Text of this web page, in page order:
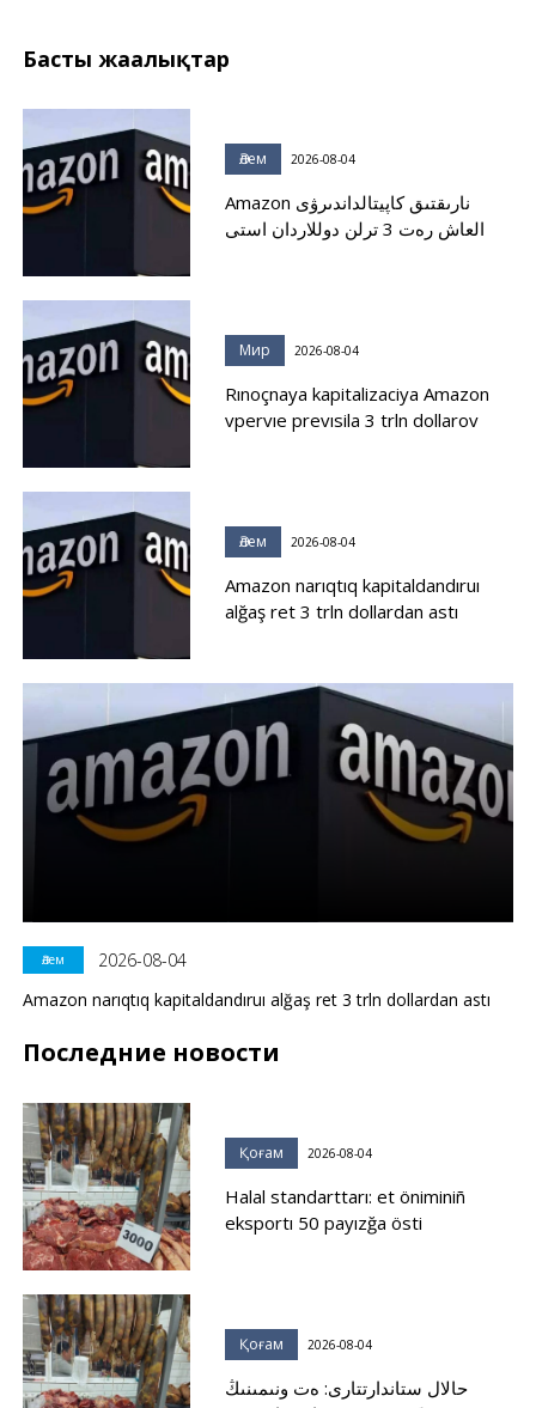
Басты жаңалықтар
Әлем 2026-08-04
Amazon نارىقتىق كاپيتالداندىرۋى
العاش رەت 3 ترلن دوللاردان استى
Мир 2026-08-04
Rınoçnaya kapitalizaciya Amazon
vpervıe prevısila 3 trln dollarov
Әлем 2026-08-04
Amazon narıqtıq kapitaldandıruı
alğaş ret 3 trln dollardan astı
Әлем
2026-08-04
Amazon narıqtıq kapitaldandıruı alğaş ret 3 trln dollardan astı
Последние новости
Қоғам 2026-08-04
Halal standarttarı: et öniminiñ
eksportı 50 payızğa östi
Қоғам 2026-08-04
حالال ستاندارتتارى: ەت ونىمىنىڭ